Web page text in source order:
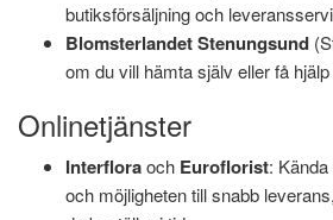
butiksförsäljning och
Blomsterlandet Stenungsund
om du vill hämta själv eller få
Onlinetjänster
Interfloraoch Euroflorist:
och möjligheten till snabb